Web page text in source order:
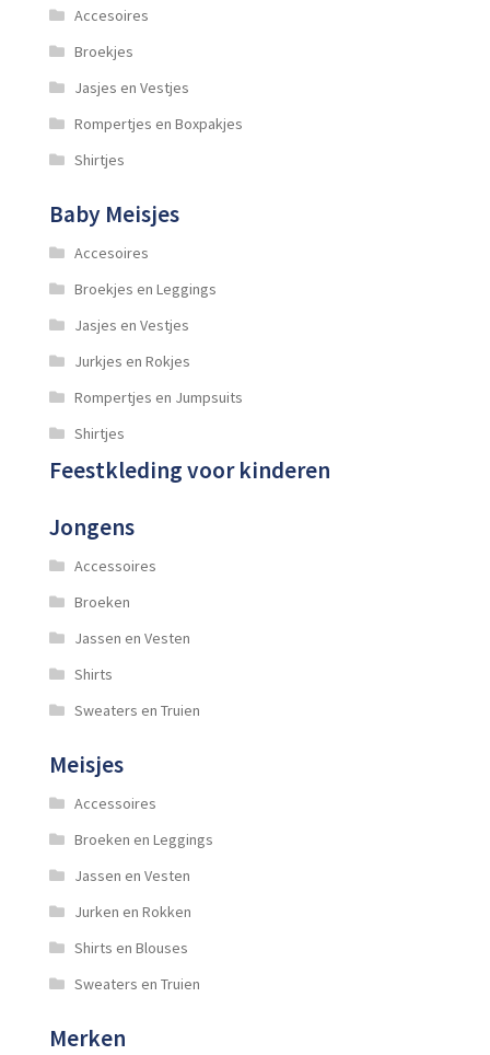
Accesoires
Broekjes
Jasjes en Vestjes
Rompertjes en Boxpakjes
Shirtjes
Baby Meisjes
Accesoires
Broekjes en Leggings
Jasjes en Vestjes
Jurkjes en Rokjes
Rompertjes en Jumpsuits
Shirtjes
Feestkleding voor kinderen
Jongens
Accessoires
Broeken
Jassen en Vesten
Shirts
Sweaters en Truien
Meisjes
Accessoires
Broeken en Leggings
Jassen en Vesten
Jurken en Rokken
Shirts en Blouses
Sweaters en Truien
Merken